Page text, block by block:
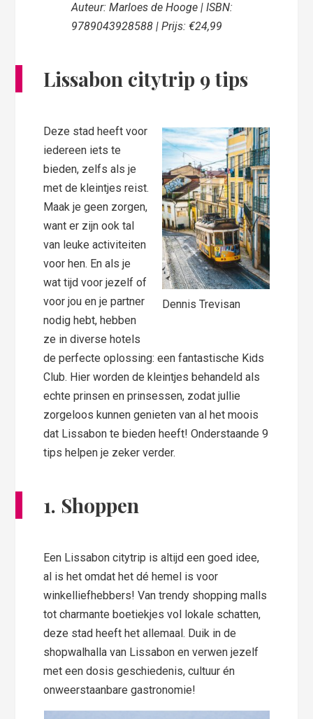
Auteur: Marloes de Hooge | ISBN:
9789043928588 | Prijs: €24,99
Lissabon citytrip 9 tips
Dennis Trevisan
Deze stad heeft voor
iedereen iets te
bieden, zelfs als je
met de kleintjes reist.
Maak je geen zorgen,
want er zijn ook tal
van leuke activiteiten
voor hen. En als je
wat tijd voor jezelf of
voor jou en je partner
nodig hebt, hebben
ze in diverse hotels
de perfecte oplossing: een fantastische Kids
Club. Hier worden de kleintjes behandeld als
echte prinsen en prinsessen, zodat jullie
zorgeloos kunnen genieten van al het moois
dat Lissabon te bieden heeft! Onderstaande 9
tips helpen je zeker verder.
1. Shoppen
Een Lissabon citytrip is altijd een goed idee,
al is het omdat het dé hemel is voor
winkelliefhebbers! Van trendy shopping malls
tot charmante boetiekjes vol lokale schatten,
deze stad heeft het allemaal. Duik in de
shopwalhalla van Lissabon en verwen jezelf
met een dosis geschiedenis, cultuur én
onweerstaanbare gastronomie!